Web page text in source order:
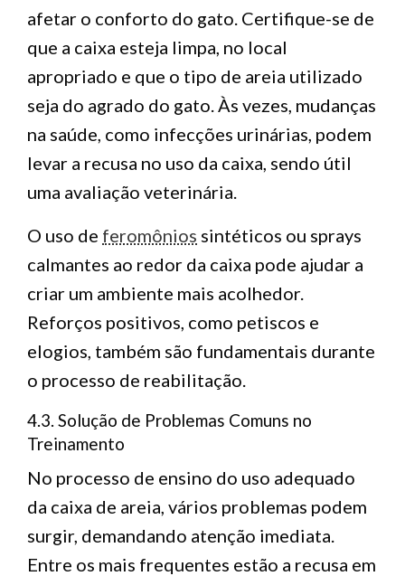
afetar o conforto do gato. Certifique-se de
que a caixa esteja limpa, no local
apropriado e que o tipo de areia utilizado
seja do agrado do gato. Às vezes, mudanças
na saúde, como infecções urinárias, podem
levar a recusa no uso da caixa, sendo útil
uma avaliação veterinária.
O uso de feromônios sintéticos ou sprays
calmantes ao redor da caixa pode ajudar a
criar um ambiente mais acolhedor.
Reforços positivos, como petiscos e
elogios, também são fundamentais durante
o processo de reabilitação.
4.3. Solução de Problemas Comuns no
Treinamento
No processo de ensino do uso adequado
da caixa de areia, vários problemas podem
surgir, demandando atenção imediata.
Entre os mais frequentes estão a recusa em